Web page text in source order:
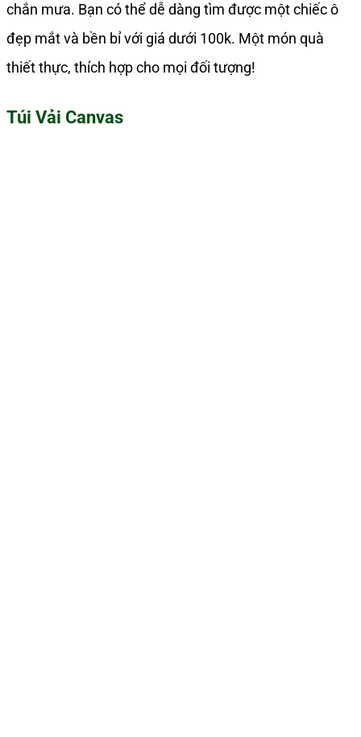
chắn mưa. Bạn có thể dễ dàng tìm được một chiếc ô
đẹp mắt và bền bỉ với giá dưới 100k. Một món quà
thiết thực, thích hợp cho mọi đối tượng!
Túi Vải Canvas